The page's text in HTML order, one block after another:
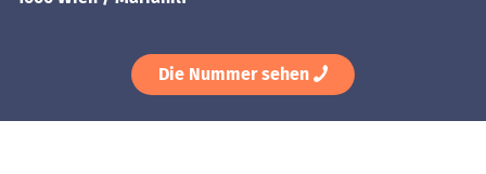
Die Nummer sehen